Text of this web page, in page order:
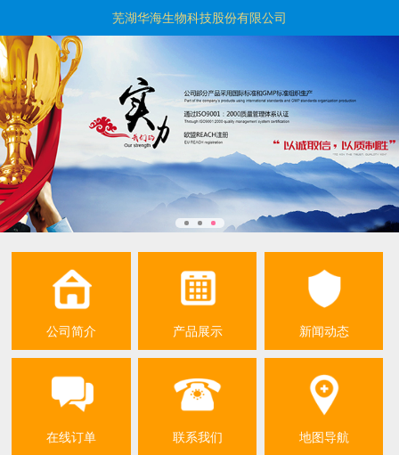
芜湖华海生物科技股份有限公司
公司简介 产品展示 新闻动态
在线订单 联系我们 地图导航